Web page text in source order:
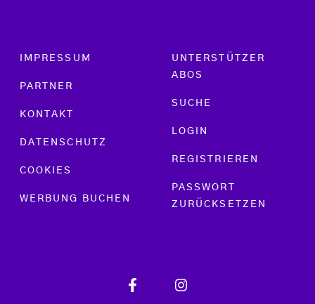
Footer menu
IMPRESSUM
PARTNER
KONTAKT
DATENSCHUTZ
COOKIES
WERBUNG BUCHEN
UNTERSTÜTZER
ABOS
SUCHE
LOGIN
REGISTRIEREN
PASSWORT
ZURÜCKSETZEN